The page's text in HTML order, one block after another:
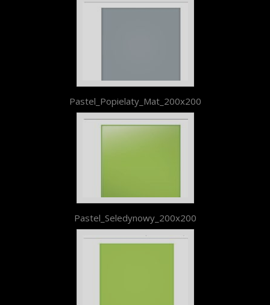
Pastel_Popielaty_Mat_200x200
Pastel_Seledynowy_200x200